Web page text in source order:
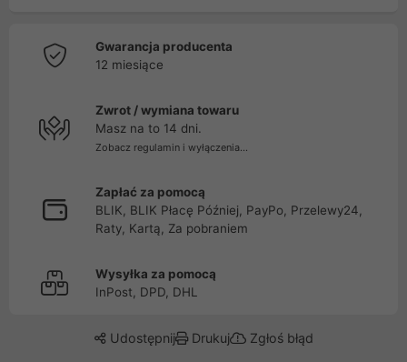
Gwarancja producenta
12 miesiące
Zwrot / wymiana towaru
Masz na to 14 dni.
Zobacz regulamin i wyłączenia...
Zapłać za pomocą
BLIK, BLIK Płacę Później, PayPo, Przelewy24,
Raty, Kartą, Za pobraniem
Wysyłka za pomocą
InPost, DPD, DHL
Udostępnij Drukuj Zgłoś błąd